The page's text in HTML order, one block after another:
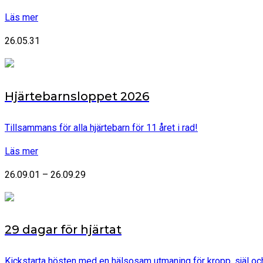
Läs mer
26.05.31
Hjärtebarnsloppet 2026
Tillsammans för alla hjärtebarn för 11 året i rad!
Läs mer
26.09.01 – 26.09.29
29 dagar för hjärtat